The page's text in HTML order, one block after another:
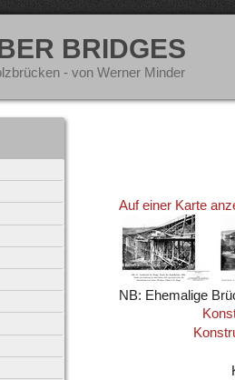
BRIDGES
- von Werner Minder
Auf einer Karte
NB: Ehemalige